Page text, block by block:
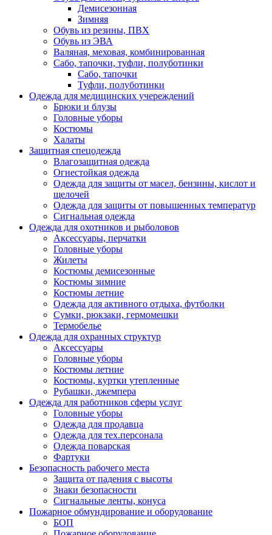
Демисезонная
Зимняя
Обувь из резины, ПВХ
Обувь из ЭВА
Валяная, меховая, комбинированная
Сабо, тапочки, туфли, полуботинки
Сабо, тапочки
Туфли, полуботинки
Одежда для медицинских учереждений
Брюки и блузы
Головные уборы
Костюмы
Халаты
Защитная спецодежда
Влагозащитная одежда
Огнестойкая одежда
Одежда для защиты от масел, бензины, кислот и
щелочей
Одежда для защиты от повышенных температур
Сигнальная одежда
Одежда для охотников и рыболовов
Аксессуары, перчатки
Головные уборы
Жилеты
Костюмы демисезонные
Костюмы зимние
Костюмы летние
Одежда для активного отдыха, футболки
Сумки, рюкзаки, гермомешки
Термобелье
Одежда для охранных структур
Аксессуары
Головные уборы
Костюмы летние
Костюмы, куртки утепленные
Рубашки, джемпера
Одежда для работников сферы услуг
Головные уборы
Одежда для продавца
Одежда для тех.персонала
Одежда поварская
Фартуки
Безопасность рабочего места
Защита от падения с высоты
Знаки безопасности
Сигнальные ленты, конуса
Пожарное обмундирование и оборудование
БОП